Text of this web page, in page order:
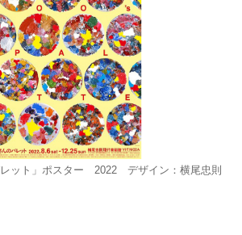
レット」ポスター 2022 デザイン：横尾忠則